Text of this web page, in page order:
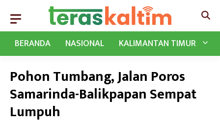
BERANDA
NASIONAL KALIMANTAN TIMUR
Pohon Tumbang, Jalan Poros
Samarinda-Balikpapan Sempat
Lumpuh